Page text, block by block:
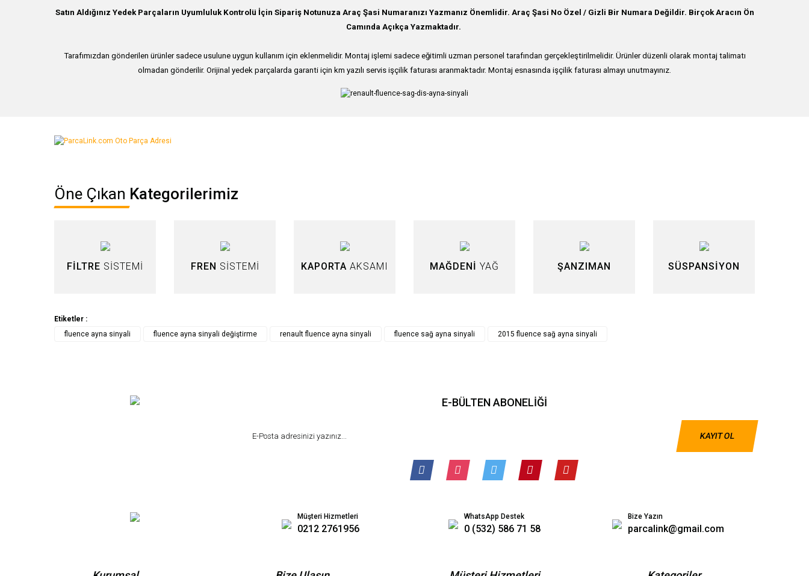
Satın Aldığınız Yedek Parçaların Uyumluluk Kontrolü İçin Sipariş Notunuza Araç Şasi Numaranızı Yazmanız Önemlidir. Araç Şasi No Özel / Gizli Bir Numara Değildir. Birçok Aracın Ön
Camında Açıkça Yazmaktadır.
Tarafımızdan gönderilen ürünler sadece usulune uygun kullanım için eklenmelidir. Montaj işlemi sadece eğitimli uzman personel tarafından gerçekleştirilmelidir. Ürünler düzenli olarak montaj talimatı
olmadan gönderilir. Orijinal yedek parçalarda garanti için km yazılı servis işçilik faturası aranmaktadır. Montaj esnasında işçilik faturası almayı unutmayınız.
Bu ürünün fiyat bilgisi, resim, ürün açıklamalarında ve diğer konularda yetersiz gördüğünüz noktaları öneri formunu kullanarak tarafımıza iletebilirsiniz.
Ürün açıklamasında eksik bilgiler bulunuyor.
Bu ürüne benzer farklı alternatifler olmalı.
Gönder
Öne Çıkan Kategorilerimiz
FİLTRE SİSTEMİ FREN SİSTEMİ KAPORTA AKSAMI MAĞDENİ YAĞ ŞANZIMAN SÜSPANSİYON
Etiketler :
fluence ayna sinyali
fluence ayna sinyali değiştirme renault fluence ayna sinyali fluence sağ ayna sinyali 2015 fluence sağ ayna sinyali
E-BÜLTEN ABONELİĞİ
KAYIT OL
Müşteri Hizmetleri
0212 2761956
WhatsApp Destek
0 (532) 586 71 58
Bize Yazın
parcalink@gmail.com